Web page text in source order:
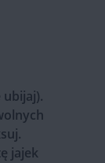
jajek